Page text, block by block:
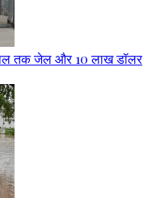
तक जेल और 10 लाख डॉलर